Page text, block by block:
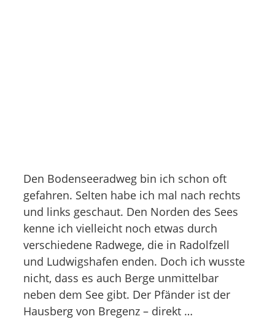
Den Bodenseeradweg bin ich schon oft
gefahren. Selten habe ich mal nach rechts
und links geschaut. Den Norden des Sees
kenne ich vielleicht noch etwas durch
verschiedene Radwege, die in Radolfzell
und Ludwigshafen enden. Doch ich wusste
nicht, dass es auch Berge unmittelbar
neben dem See gibt. Der Pfänder ist der
Hausberg von Bregenz – direkt …